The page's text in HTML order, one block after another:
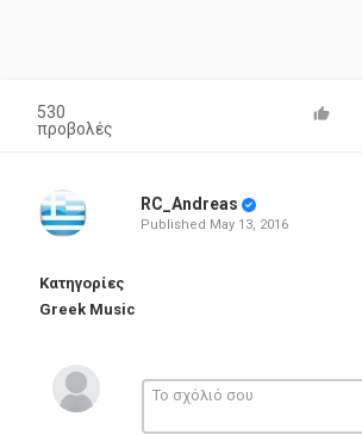
530
προβολές
RC_Andreas
Published May 13, 2016
Κατηγορίες
Greek Music